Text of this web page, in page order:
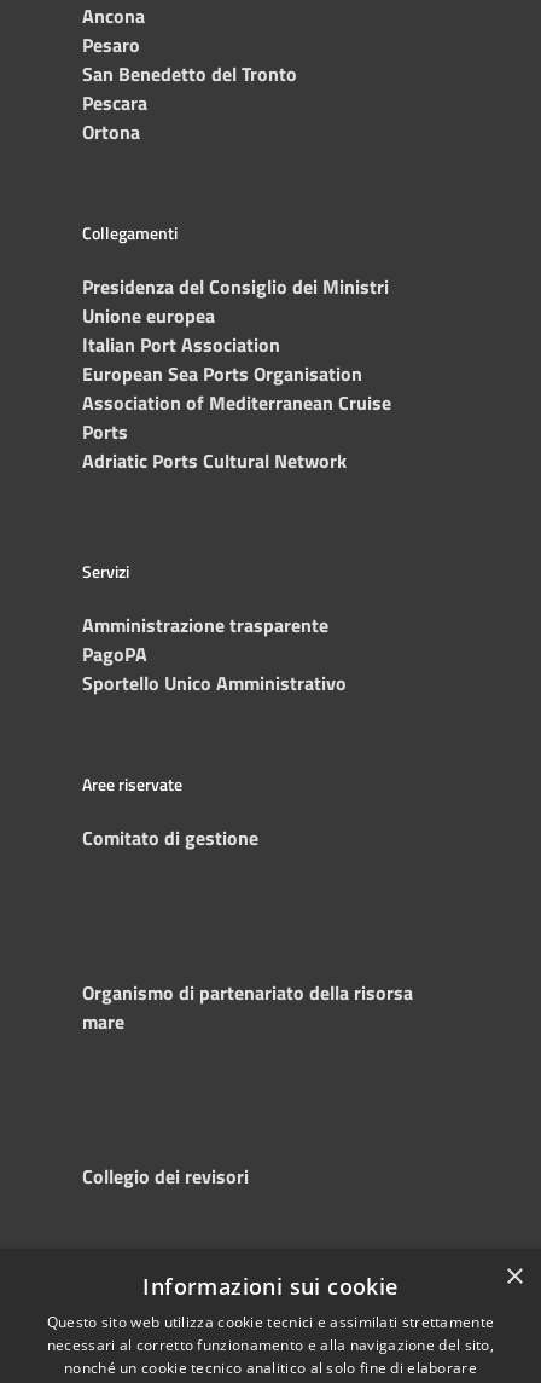
Ancona
Pesaro
San Benedetto del Tronto
Pescara
Ortona
Collegamenti
Presidenza del Consiglio dei Ministri
Unione europea
Italian Port Association
European Sea Ports Organisation
Association of Mediterranean Cruise
Ports
Adriatic Ports Cultural Network
Servizi
Amministrazione trasparente
PagoPA
Sportello Unico Amministrativo
Aree riservate
Comitato di gestione
Organismo di partenariato della risorsa
mare
Collegio dei revisori
Accessibility
Privacy
Copyright © 2025
Autorità di
Sistema Portuale
×
Informazioni sui cookie
Questo sito web utilizza cookie tecnici e assimilati strettamente
necessari al corretto funzionamento e alla navigazione del sito,
nonché un cookie tecnico analitico al solo fine di elaborare